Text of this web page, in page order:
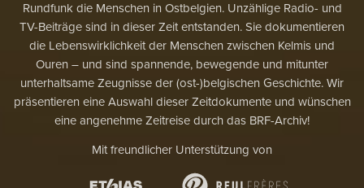
Rundfunk die Menschen in Ostbelgien. Unzählige Radio- und
TV-Beiträge sind in dieser Zeit entstanden. Sie dokumentieren
die Lebenswirklichkeit der Menschen zwischen Kelmis und
Ouren – und sind spannende, bewegende und mitunter
unterhaltsame Zeugnisse der (ost-)belgischen Geschichte. Wir
präsentieren eine Auswahl dieser Zeitdokumente und wünschen
eine angenehme Zeitreise durch das BRF-Archiv!
Mit freundlicher Unterstützung von